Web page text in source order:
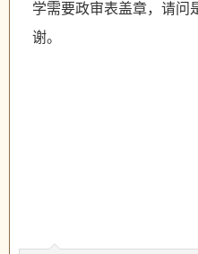
学需要政审表盖章，请问
谢。